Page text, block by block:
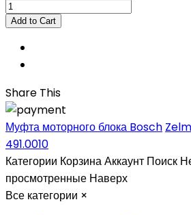
Share This
Муфта моторного блока Bosch
491.0010
Категории КорзинаАккаунт Поиск
просмотренные Наверх
Все категории ×